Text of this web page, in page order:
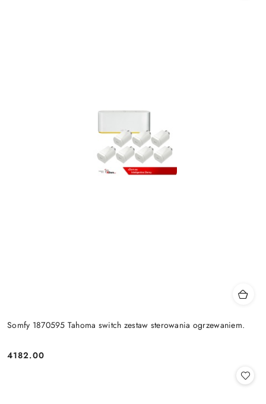
Somfy 1870595 Tahoma switch zestaw sterowania ogrzewaniem.
Cena:
4182.00